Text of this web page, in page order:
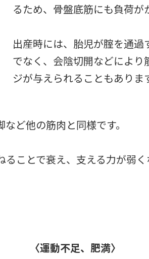
るため、骨盤底筋にも負荷が
出産時には、胎児が腟を通過
でなく、会陰切開などにより
ジが与えられることもありま
ど他の筋肉と同様です。
ることで衰え、支える力が弱く
〈運動不足、肥満〉